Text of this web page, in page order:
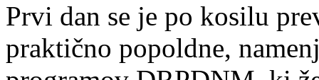
Prvi dan se je po kosilu
praktično popoldne,